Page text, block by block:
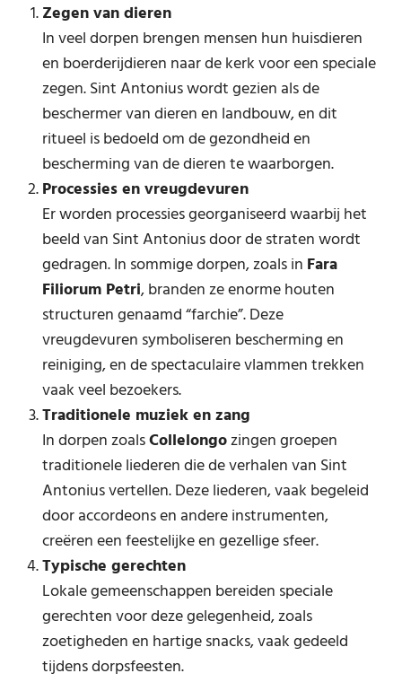
Zegen van dieren
In veel dorpen brengen mensen hun huisdieren
en boerderijdieren naar de kerk voor een speciale
zegen. Sint Antonius wordt gezien als de
beschermer van dieren en landbouw, en dit
ritueel is bedoeld om de gezondheid en
bescherming van de dieren te waarborgen.
Processies en vreugdevuren
Er worden processies georganiseerd waarbij het
beeld van Sint Antonius door de straten wordt
gedragen. In sommige dorpen, zoals in Fara
Filiorum Petri, branden ze enorme houten
structuren genaamd “farchie”. Deze
vreugdevuren symboliseren bescherming en
reiniging, en de spectaculaire vlammen trekken
vaak veel bezoekers.
Traditionele muziek en zang
In dorpen zoalsCollelongozingen groepen
traditionele liederen die de verhalen van Sint
Antonius vertellen. Deze liederen, vaak begeleid
door accordeons en andere instrumenten,
creëren een feestelijke en gezellige sfeer.
Typische gerechten
Lokale gemeenschappen bereiden speciale
gerechten voor deze gelegenheid, zoals
zoetigheden en hartige snacks, vaak gedeeld
tijdens dorpsfeesten.